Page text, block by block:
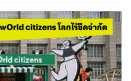
สามารถกลับเข้าไปดูได้ตลอด
!การเข้าชมงานเทศกาลฯ ฟรี
แต่บางงานจัดแสดงจะต้อง
ดยผู้เข้าชมสามารถดูข้อมูลและ
แกรมได้ที่
: Bangkok Design
Mapping เวิร์กช็อป
ยหนังสารคดี หนังพากย์สด
เวที Talk น่าสนใจหลาย
องการขับเคลื่อนอุตสาหกรรม
กรรมเครื่องหนัง การพัฒนา
ละแรงบันดาลใจในการ
กขึ้น ช่วยลดปัญหาต้นทุนในการ
อุปโภคบริโภค ส่งผลให้ปัญหา
ยให้เกิดการเปลี่ยนแปลงทาง
า ความคิดสร้างสรรค์
เป็นหนึ่งในกลุ่มนักคิดที่
รแก้ปัญหาขยะ หรือของเสีย